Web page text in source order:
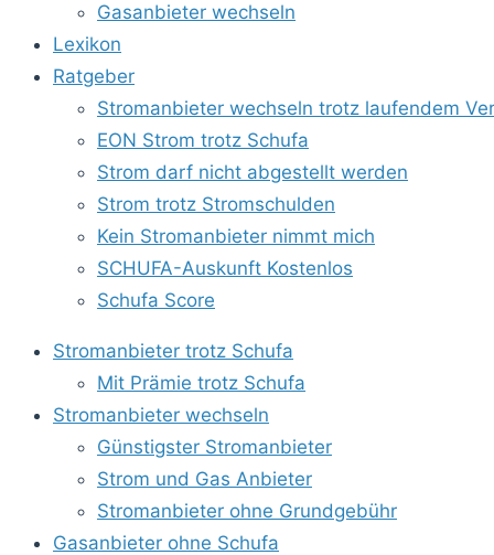
Gasanbieter wechseln
Lexikon
Ratgeber
Stromanbieter wechseln trotz laufendem
EON Strom trotz Schufa
Strom darf nicht abgestellt werden
Strom trotz Stromschulden
Kein Stromanbieter nimmt mich
SCHUFA-Auskunft Kostenlos
Schufa Score
Stromanbieter trotz Schufa
Mit Prämie trotz Schufa
Stromanbieter wechseln
Günstigster Stromanbieter
Strom und Gas Anbieter
Stromanbieter ohne Grundgebühr
Gasanbieter ohne Schufa